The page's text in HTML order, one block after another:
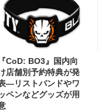
『CoD: BO3』国内向
店舗別予約特典が発
―リストバンドやワ
ペンなどグッズが用